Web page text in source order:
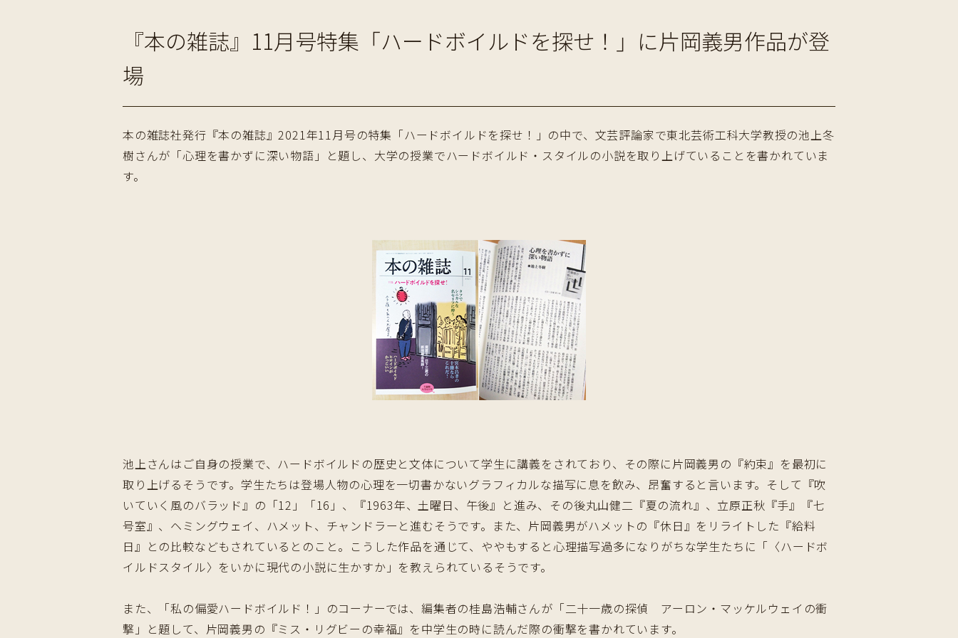
『本の雑誌』11月号特集「ハードボイルドを探せ！」に片岡義男作品が登
場
本の雑誌社発行『本の雑誌』2021年11月号の特集「ハードボイルドを探せ！」の中で、文芸評論家で東北芸術工科大学教授の池上冬
樹さんが「心理を書かずに深い物語」と題し、大学の授業でハードボイルド・スタイルの小説を取り上げていることを書かれていま
す。
池上さんはご自身の授業で、ハードボイルドの歴史と文体について学生に講義をされており、その際に片岡義男の『約束』を最初に
取り上げるそうです。学生たちは登場人物の心理を一切書かないグラフィカルな描写に息を飲み、昂奮すると言います。そして『吹
いていく風のバラッド』の「12」「16」、『1963年、土曜日、午後』と進み、その後丸山健二『夏の流れ』、立原正秋『手』『七
号室』、ヘミングウェイ、ハメット、チャンドラーと進むそうです。また、片岡義男がハメットの『休日』をリライトした『給料
日』との比較などもされているとのこと。こうした作品を通じて、ややもすると心理描写過多になりがちな学生たちに「〈ハードボ
イルドスタイル〉をいかに現代の小説に生かすか」を教えられているそうです。
また、「私の偏愛ハードボイルド！」のコーナーでは、編集者の桂島浩輔さんが「二十一歳の探偵 アーロン・マッケルウェイの衝
撃」と題して、片岡義男の『ミス・リグビーの幸福』を中学生の時に読んだ際の衝撃を書かれています。